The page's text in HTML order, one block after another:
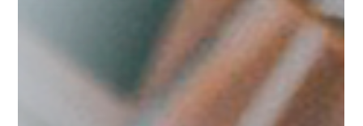
El Top de Marcha FM de Mayo: una
cima canaria, colaboraciones
explosivas y nuevas joyas en